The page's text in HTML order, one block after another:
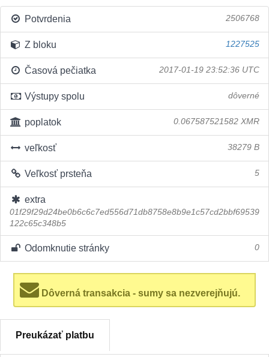
Potvrdenia 2506768
Z bloku 1227525
Časová pečiatka 2017-01-19 23:52:36 UTC
Výstupy spolu dôverné
poplatok 0.067587521582 XMR
veľkosť 38279 B
Veľkosť prsteňa 5
extra
01f29f29d24be0b6c6c7ed556d71db8758e8b9e1c57cd2bbf69539
122c65c348b5
Odomknutie stránky 0
Dôverná transakcia - sumy sa nezverejňujú.
Preukázať platbu